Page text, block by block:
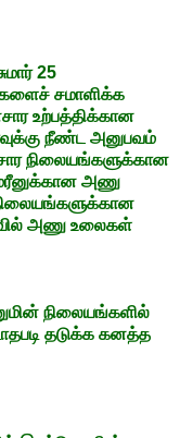
25
சமாளிக்க
உற்பத்திக்கான
நீண்ட அனுபவம்
நிலையங்களுக்கான
அணு
அணு உலைகள்
நிலையங்களில்
தடுக்க கனத்த